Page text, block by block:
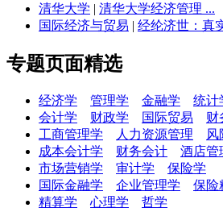
清华大学 | 清华大学经济管理 ...
国际经济与贸易 | 经纶济世：真
专题页面精选
经济学 管理学 金融学
统计
会计学
财政学 国际贸易
财
工商管理学
人力资源管理
风
成本会计学
财务会计
酒店管
市场营销学
审计学
保险学
国际金融学
企业管理学
保险
精算学
心理学 哲学